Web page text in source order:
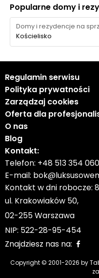
Popularne domy i
Kościelisko
Regulamin serwisu
Polityka prywatności
Zarządzaj cookies
Oferta dla
O nas
Blog
Kontakt:
Telefon: +48 513 354 060
E-mail:
Kontakt w dni robocze:
ul. Krakowiaków 50,
02-255 Warszawa
NIP: 522-28-95-454
Znajdziesz nas na:
Copyright © 2001-2026 by